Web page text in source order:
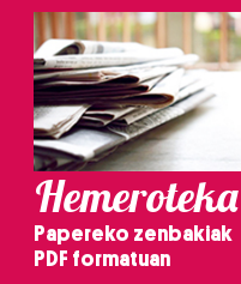
Hemeroteka
Papereko zenbakiak
PDF formatuan